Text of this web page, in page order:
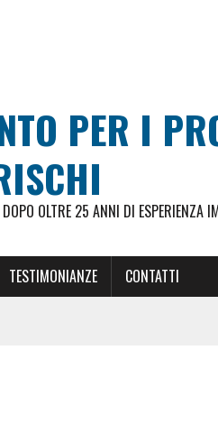
PER I
OLTRE 25 ANNI DI ESPERIENZA
TESTIMONIANZE CONTATTI